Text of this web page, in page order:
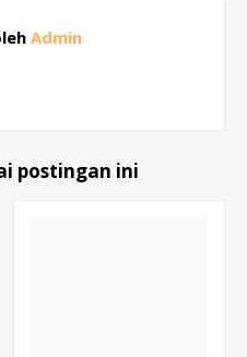
Admin
postingan ini